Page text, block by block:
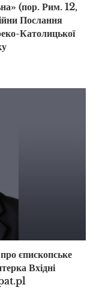
(пор. Рим. 12,
Послання
Католицької
єпископське
Вхідні